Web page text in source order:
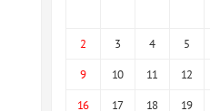
2
3 4 5
9
10 11 12
16
17 18 19